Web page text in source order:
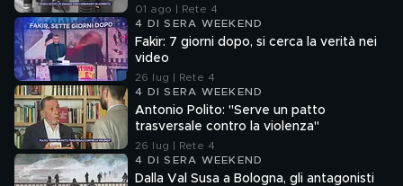
01 ago | Rete 4
4 DI SERA WEEKEND
Fakir: 7 giorni dopo, si cerca la verità nei
video
26 lug | Rete 4
4 DI SERA WEEKEND
Antonio Polito: "Serve un patto
trasversale contro la violenza"
26 lug | Rete 4
4 DI SERA WEEKEND
Dalla Val Susa a Bologna, gli antagonisti